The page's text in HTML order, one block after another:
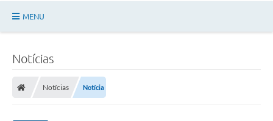
MENU
Câmara
Notícias
Notícias Notícia